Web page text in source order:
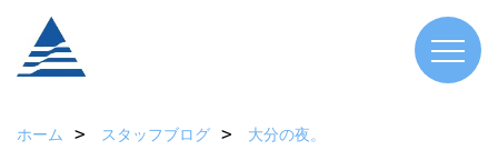
ホーム スタッフブログ 大分の夜。